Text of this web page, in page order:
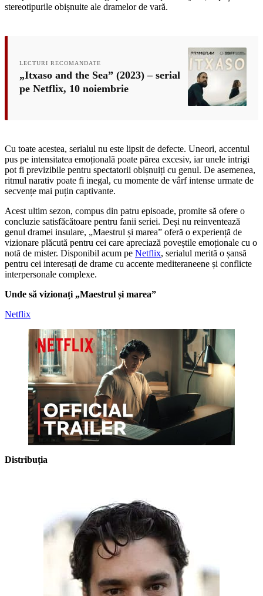
stereotipurile obișnuite ale dramelor de vară.
LECTURI RECOMANDATE
„Itxaso and the Sea” (2023) – serial
pe Netflix, 10 noiembrie
Cu toate acestea, serialul nu este lipsit de defecte. Uneori, accentul
pus pe intensitatea emoțională poate părea excesiv, iar unele intrigi
pot fi previzibile pentru spectatorii obișnuiți cu genul. De asemenea,
ritmul narativ poate fi inegal, cu momente de vârf intense urmate de
secvențe mai puțin captivante.
Acest ultim sezon, compus din patru episoade, promite să ofere o
concluzie satisfăcătoare pentru fanii seriei. Deși nu reinventează
genul dramei insulare, „Maestrul și marea” oferă o experiență de
vizionare plăcută pentru cei care apreciază poveștile emoționale cu o
notă de mister. Disponibil acum pe Netflix, serialul merită o șansă
pentru cei interesați de drame cu accente mediteraneene și conflicte
interpersonale complexe.
Unde să vizionați „Maestrul și marea”
Netflix
Distribuția